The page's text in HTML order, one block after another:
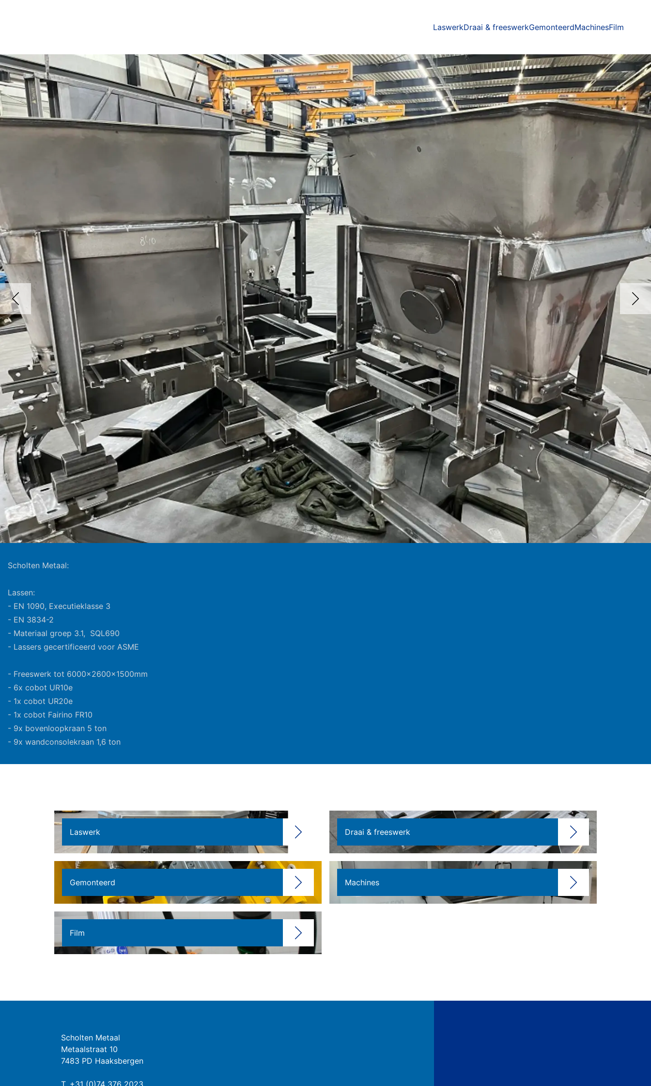
LaswerkDraai & freeswerkGemonteerdMachinesFilm
Scholten Metaal:
Lassen:
- EN 1090, Executieklasse 3
- EN 3834-2
- Materiaal groep 3.1, SQL690
- Lassers gecertificeerd voor ASME
- Freeswerk tot 6000x2600x1500mm
- 6x cobot UR10e
- 1x cobot UR20e
- 1x cobot Fairino FR10
- 9x bovenloopkraan 5 ton
- 9x wandconsolekraan 1,6 ton
Laswerk Draai & freeswerk
Gemonteerd Machines
Film
Scholten Metaal
Metaalstraat 10
7483 PD Haaksbergen
T. +31 (0)74 376 2023